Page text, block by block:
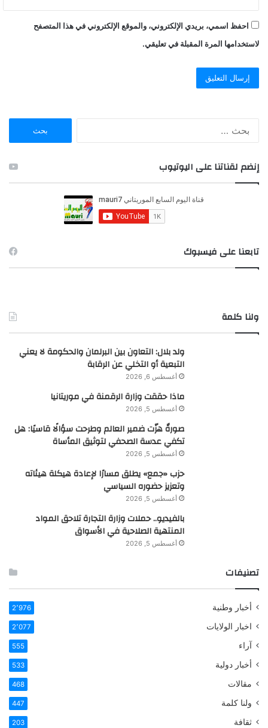
احفظ اسمي، بريدي الإلكتروني، والموقع الإلكتروني في هذا المتصفح
لاستخدامها المرة المقبلة في تعليقي.
ن
:
إنضم لقناتنا على اليوتيوب
تابعنا على فيسبوك
ولنا كلمة
ولد بلال: التعاون بين البرلمان والحكومة لا يعني
التبعية أو التخلي عن الرقابة
أغسطس 6, 2026
ماذا حققت وزارة الرقمنة في موريتانيا
أغسطس 5, 2026
صورةٌ هزّت ضمير العالم وطرحت سؤالًا قاسيًا: هل
تكفي عدسة الصحفي لتوثيق المأساة
أغسطس 5, 2026
حزب «جمع» يطلق مسارًا لإعادة هيكلة هيئاته
وتعزيز حضوره السياسي
أغسطس 5, 2026
بالفيديو.. حملات وزارة التجارة تلاحق المواد
المنتهية الصلاحية في الأسواق
أغسطس 5, 2026
تصنيفات
أخبار وطنية 2٬976
اخبار الولايات 2٬077
آراء 555
أخبار دولية 533
مقالات 468
ولنا كلمة 447
ثقافة 203